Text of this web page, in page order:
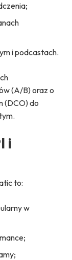
i podcastach.
(A/B) oraz o
(DCO) do
i
to:
w